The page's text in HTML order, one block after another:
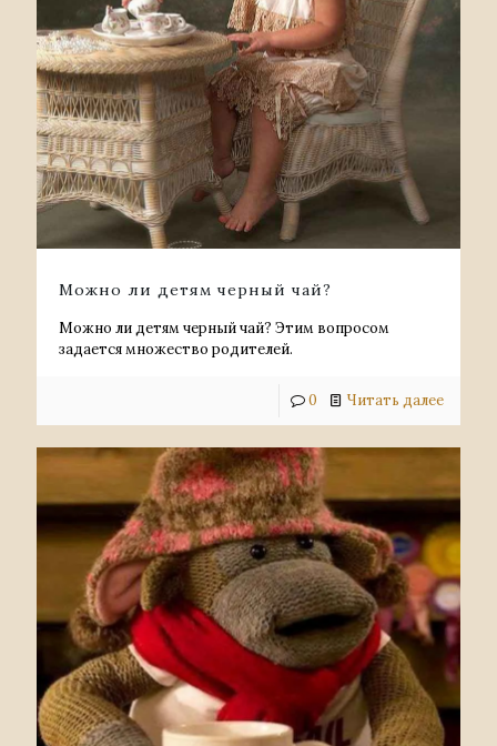
Можно ли детям черный чай?
Можно ли детям черный чай? Этим вопросом
задается множество родителей.
0 Читать далее